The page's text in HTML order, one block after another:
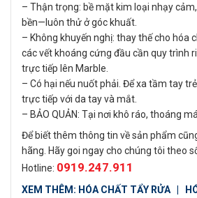
– Thận trọng: bề mặt kim loại nhạy
bền—luôn thử ở góc khuất.
– Không khuyến nghị: thay thế cho hóa
các vết khoáng cứng đầu cần quy trình
trực tiếp lên Marble.
– Có hại nếu nuốt phải. Để xa tầm tay
trực tiếp với da tay và mắt.
– BẢO QUẢN: Tại nơi khô ráo, thoáng
Để biết thêm thông tin về sản phẩm
hãng. Hãy goi ngay cho chúng tôi theo
Hotline: 0919.247.911
XEM THÊM: HÓA CHẤT TẨY RỬA |